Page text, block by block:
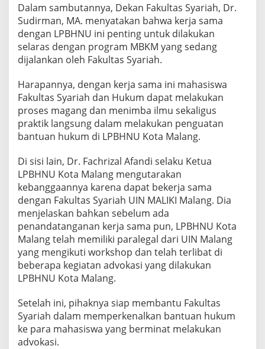
S
Y
R
I
A
U
N
M
A
L
G
Dalam sambutannya, Dekan Fakultas Syariah, Dr.
Sudirman, MA. menyatakan bahwa kerja sama
dengan LPBHNU ini penting untuk dilakukan
selaras dengan program MBKM yang sedang
dijalankan oleh Fakultas Syariah.
Harapannya, dengan kerja sama ini mahasiswa
Fakultas Syariah dan Hukum dapat melakukan
proses magang dan menimba ilmu sekaligus
praktik langsung dalam melakukan penguatan
bantuan hukum di LPBHNU Kota Malang.
Di sisi lain, Dr. Fachrizal Afandi selaku Ketua
LPBHNU Kota Malang mengutarakan
kebanggaannya karena dapat bekerja sama
dengan Fakultas Syariah UIN MALIKI Malang. Dia
menjelaskan bahkan sebelum ada
penandatanganan kerja sama pun, LPBHNU Kota
Malang telah memiliki paralegal dari UIN Malang
yang mengikuti workshop dan telah terlibat di
beberapa kegiatan advokasi yang dilakukan
LPBHNU Kota Malang.
Setelah ini, pihaknya siap membantu Fakultas
Syariah dalam memperkenalkan bantuan hukum
ke para mahasiswa yang berminat melakukan
advokasi.